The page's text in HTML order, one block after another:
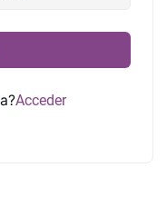
Acceder